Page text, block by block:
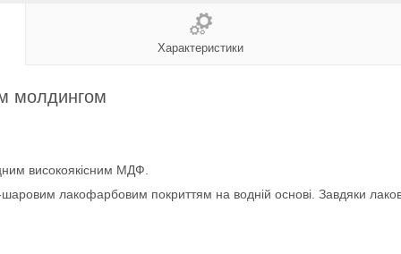
Характеристики
молдингом
високоякісним МДФ.
лакофарбовим покриттям на водній основі. Завдяки